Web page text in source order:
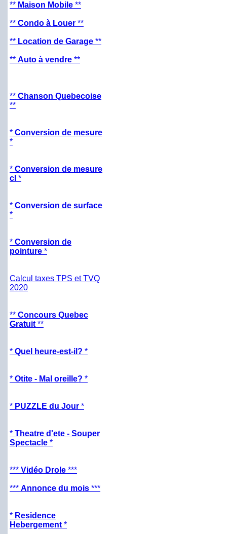
** Maison Mobile **
** Condo à Louer **
** Location de Garage **
** Auto à vendre **
** Chanson Quebecoise
**
* Conversion de mesure
*
* Conversion de mesure
cl *
* Conversion de surface
*
* Conversion de
pointure *
Calcul taxes TPS et TVQ
2020
** Concours Quebec
Gratuit **
* Quel heure-est-il? *
* Otite - Mal oreille? *
* PUZZLE du Jour *
* Theatre d'ete - Souper
Spectacle *
*** Vidéo Drole ***
*** Annonce du mois ***
* Residence
Hebergement *